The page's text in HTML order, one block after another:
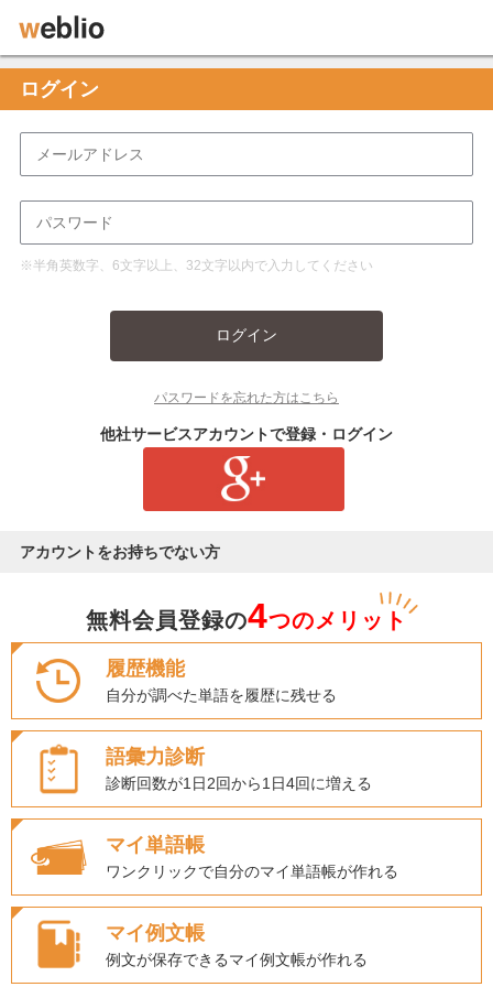
ログイン
※半角英数字、6文字以上、32文字以内で入力してください
ログイン
パスワードを忘れた方はこちら
他社サービスアカウントで登録・ログイン
アカウントをお持ちでない方
無料会員登録の4つのメリット
履歴機能
自分が調べた単語を履歴に残せる
語彙力診断
診断回数が1日2回から1日4回に増える
マイ単語帳
ワンクリックで自分のマイ単語帳が作れる
マイ例文帳
例文が保存できるマイ例文帳が作れる